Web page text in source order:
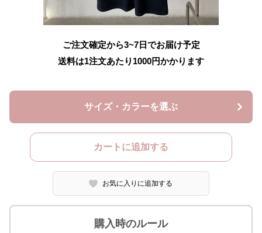
ご注文確定から3~7日でお届け予定
送料は1注文あたり 1000円かかります
サイズ・カラーを選ぶ
カートに追加する
お気に入りに追加する
購入時のルール